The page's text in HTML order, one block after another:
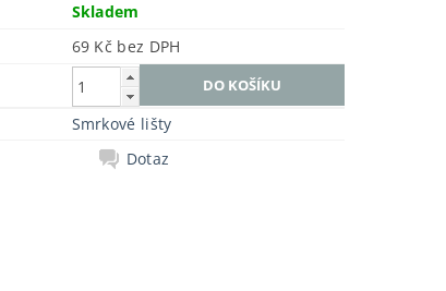
Skladem
69 Kč bez DPH
Smrkové lišty
Dotaz